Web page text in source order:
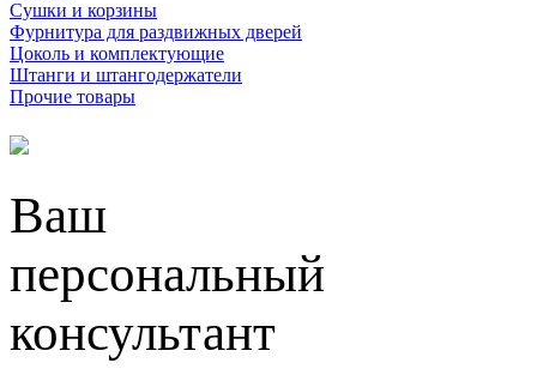
Сушки и корзины
Фурнитура для раздвижных дверей
Цоколь и комплектующие
Штанги и штангодержатели
Прочие товары
Ваш
персональный
консультант